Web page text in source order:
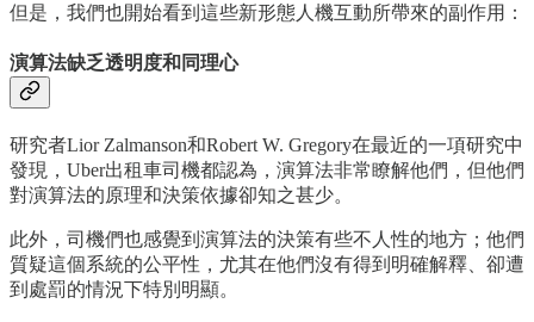
但是，我們也開始看到這些新形態人機互動所帶來的副作用：
演算法缺乏透明度和同理心
研究者Lior Zalmanson和Robert W. Gregory在最近的一項研究中
發現，Uber出租車司機都認為，演算法非常瞭解他們，但他們
對演算法的原理和決策依據卻知之甚少。
此外，司機們也感覺到演算法的決策有些不人性的地方；他們
質疑這個系統的公平性，尤其在他們沒有得到明確解釋、卻遭
到處罰的情況下特別明顯。